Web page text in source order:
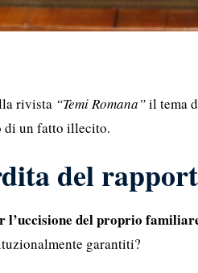
rivista “Temi Romana”il tema
di un fatto illecito.
del
l’uccisione del proprio
garantiti?